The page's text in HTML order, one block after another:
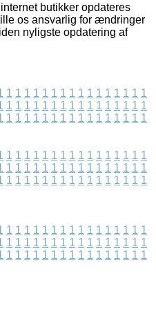
butikker opdateres
os ansvarlig for ændringer
nyligste opdatering af
1 1 1 1 1 1 1 1 1 1 1 1 1 1 1 1
1 1 1 1 1 1 1 1 1 1 1 1 1 1 1 1
1 1 1 1 1 1 1 1 1 1 1 1 1 1 1 1
1 1 1 1 1 1 1 1 1 1 1 1 1 1 1 1
1 1 1 1 1 1 1 1 1 1 1 1 1 1 1 1
1 1 1 1 1 1 1 1 1 1 1 1 1 1 1 1
1 1 1 1 1 1 1 1 1 1 1 1 1 1 1 1
1 1 1 1 1 1 1 1 1 1 1 1 1 1 1 1
1 1 1 1 1 1 1 1 1 1 1 1 1 1 1 1